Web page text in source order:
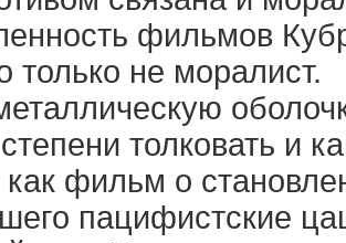
фильмов
только не моралист.
толковать и
фильм о
пацифистские